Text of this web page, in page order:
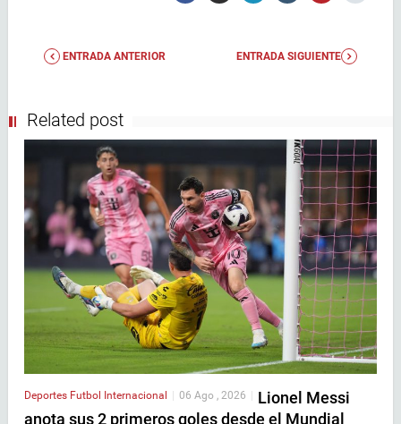
ENTRADA ANTERIOR ENTRADA SIGUIENTE
Related post
Deportes Futbol Internacional 06 Ago , 2026
Lionel Messi
anota sus 2 primeros goles desde el Mundial